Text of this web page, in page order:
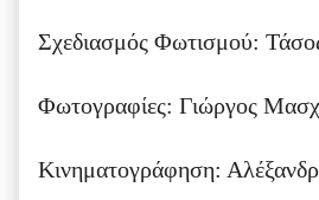
Σχεδιασμός Φωτισμού:
Φωτογραφίες: Γιώργος
Κινηματογράφηση: